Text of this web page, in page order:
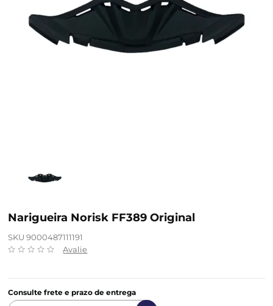
Narigueira Norisk FF389 Original
SKU 9000487111191
Avalie
Consulte frete e prazo de entrega